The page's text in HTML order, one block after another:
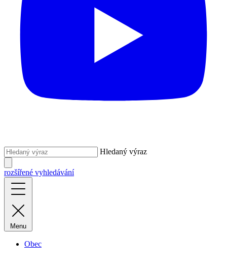
Hledaný výraz
rozšířené vyhledávání
Menu
Obec